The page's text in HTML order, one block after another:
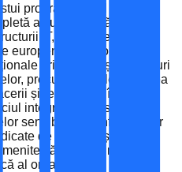
program includ
a vulnerabilităților și
IT, asigurarea
europene și naționale,
prin politici și proceduri
precum și implementarea
și recuperare în caz de
integrează măsuri
sensibile și a informațiilor
de instruire și
să crească nivelul
al organizației.